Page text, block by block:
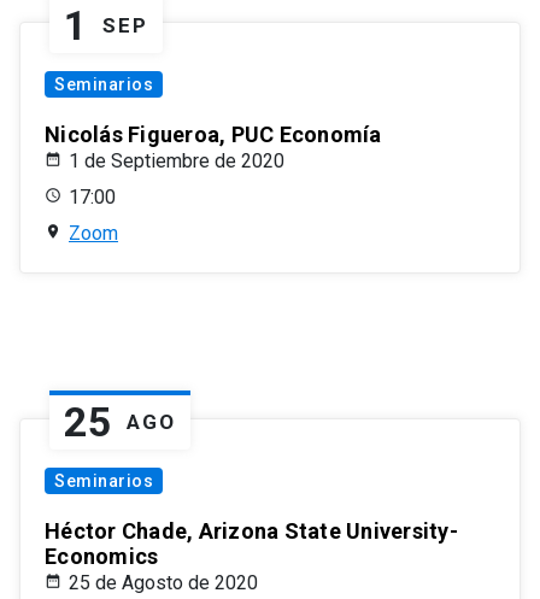
1 SEP
Seminarios
Nicolás Figueroa, PUC Economía
1 de Septiembre de 2020
17:00
Zoom
25 AGO
Seminarios
Héctor Chade, Arizona State University-
Economics
25 de Agosto de 2020